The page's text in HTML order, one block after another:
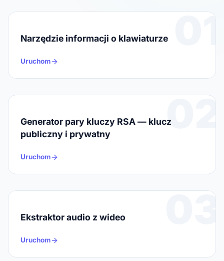
01
Narzędzie informacji o klawiaturze
Uruchom
02
Generator pary kluczy RSA — klucz
publiczny i prywatny
Uruchom
03
Ekstraktor audio z wideo
Uruchom